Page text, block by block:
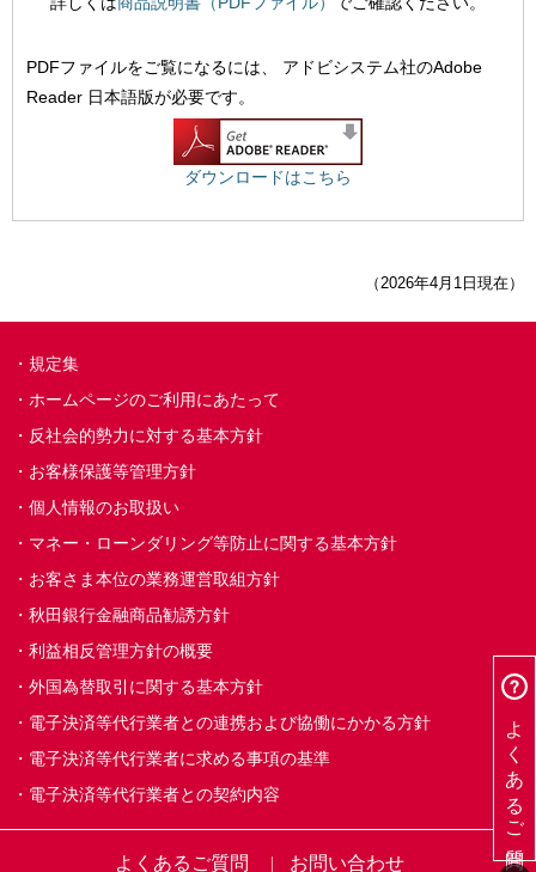
PDFファイルをご覧になるには、
アドビシステム社のAdobe
Reader 日本語版が必要です。
ダウンロードはこちら
（2026年4月1日現在）
規定集
ホームページのご利用にあたって
反社会的勢力に対する基本方針
お客様保護等管理方針
個人情報のお取扱い
マネー・ローンダリング等防止に関する基本方針
お客さま本位の業務運営取組方針
秋田銀行金融商品勧誘方針
利益相反管理方針の概要
外国為替取引に関する基本方針
電子決済等代行業者との連携および協働にかかる方針
電子決済等代行業者に求める事項の基準
電子決済等代行業者との契約内容
よくあるご質問
よくあるご質問 お問い合わせ